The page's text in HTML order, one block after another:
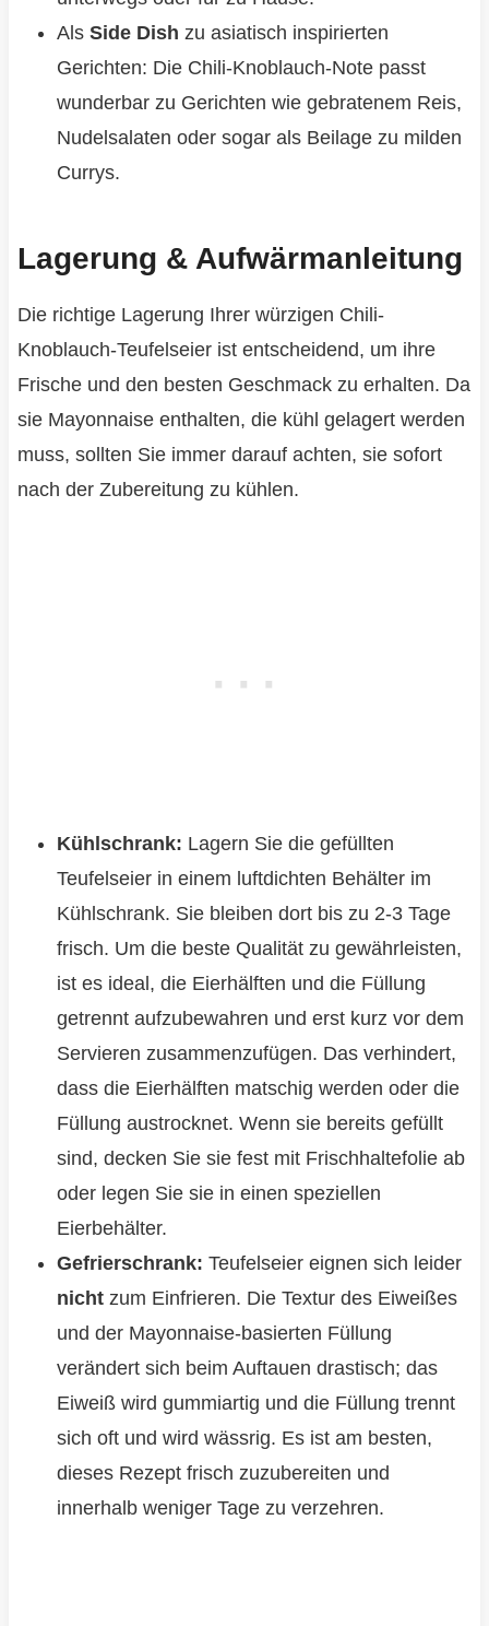
Als Side Dish zu asiatisch inspirierten
Gerichten: Die Chili-Knoblauch-Note passt
wunderbar zu Gerichten wie gebratenem Reis,
Nudelsalaten oder sogar als Beilage zu milden
Currys.
Lagerung & Aufwärmanleitung
Die richtige Lagerung Ihrer würzigen Chili-
Knoblauch-Teufelseier ist entscheidend, um ihre
Frische und den besten Geschmack zu erhalten. Da
sie Mayonnaise enthalten, die kühl gelagert werden
muss, sollten Sie immer darauf achten, sie sofort
nach der Zubereitung zu kühlen.
Kühlschrank: Lagern Sie die gefüllten
Teufelseier in einem luftdichten Behälter im
Kühlschrank. Sie bleiben dort bis zu 2-3 Tage
frisch. Um die beste Qualität zu gewährleisten,
ist es ideal, die Eierhälften und die Füllung
getrennt aufzubewahren und erst kurz vor dem
Servieren zusammenzufügen. Das verhindert,
dass die Eierhälften matschig werden oder die
Füllung austrocknet. Wenn sie bereits gefüllt
sind, decken Sie sie fest mit Frischhaltefolie ab
oder legen Sie sie in einen speziellen
Eierbehälter.
Gefrierschrank: Teufelseier eignen sich leider
nichtzum Einfrieren. Die Textur des Eiweißes
und der Mayonnaise-basierten Füllung
verändert sich beim Auftauen drastisch; das
Eiweiß wird gummiartig und die Füllung trennt
sich oft und wird wässrig. Es ist am besten,
dieses Rezept frisch zuzubereiten und
innerhalb weniger Tage zu verzehren.